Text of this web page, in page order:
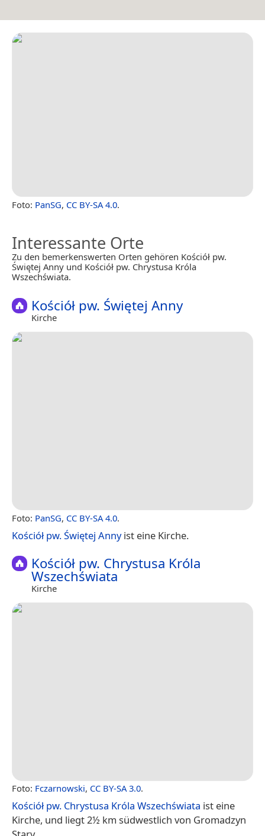
Foto: PanSG, CC BY-SA 4.0.
Interessante Orte
Zu den bemerkenswerten Orten gehören Kościół pw.
Świętej Anny und Kościół pw. Chrystusa Króla
Wszechświata.
Kościół pw. Świętej Anny
Kirche
Foto: PanSG, CC BY-SA 4.0.
Kościół pw. Świętej Annyist eine Kirche.
Kościół pw. Chrystusa Króla
Wszechświata
Kirche
Foto: Fczarnowski, CC BY-SA 3.0.
Kościół pw. Chrystusa Króla Wszechświata ist eine
Kirche, und liegt 2½ km südwestlich von Gromadzyn